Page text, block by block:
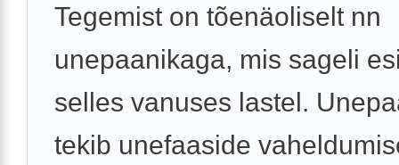
Tegemist on tõenäoliselt nn
unepaanikaga, mis sageli
selles vanuses lastel.
tekib unefaaside